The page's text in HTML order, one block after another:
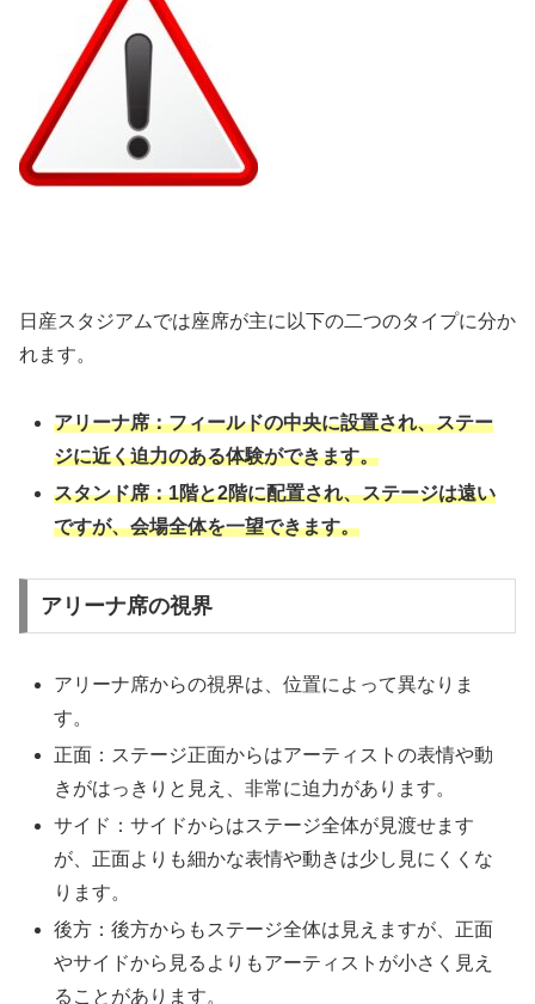
日産スタジアムでは座席が主に以下の二つのタイプに分か
れます。
アリーナ席：フィールドの中央に設置され、ステー
ジに近く迫力のある体験ができます。
スタンド席：1階と2階に配置され、ステージは遠い
ですが、会場全体を一望できます。
アリーナ席の視界
アリーナ席からの視界は、位置によって異なりま
す。
正面：ステージ正面からはアーティストの表情や動
きがはっきりと見え、非常に迫力があります。
サイド：サイドからはステージ全体が見渡せます
が、正面よりも細かな表情や動きは少し見にくくな
ります。
後方：後方からもステージ全体は見えますが、正面
やサイドから見るよりもアーティストが小さく見え
ることがあります。